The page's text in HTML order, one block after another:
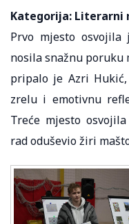
Kategorija: Literarni
Prvo mjesto
nosila snažnu
pripalo je Azri
zrelu i emotivnu
Treće mjesto
rad oduševio žiri